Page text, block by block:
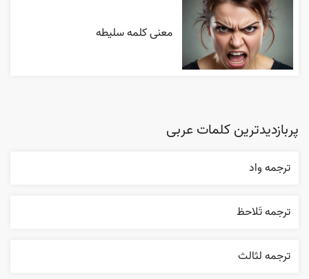
معنی کلمه سلیطه
پربازدیدترین کلمات عربی
ترجمه واد
ترجمه تَلاحظ
ترجمه لثالث